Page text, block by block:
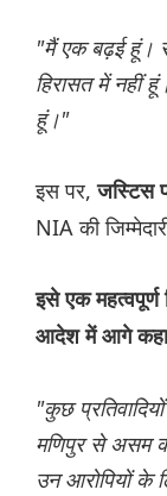
"मैं एक बढ़ई हूं।
हिरासत में नहीं
हूं।"
इस पर,जस्टिस
NIA की
इसे एक
आदेश में आगे
"कुछ
मणिपुर से असम
उन आरोपियों के